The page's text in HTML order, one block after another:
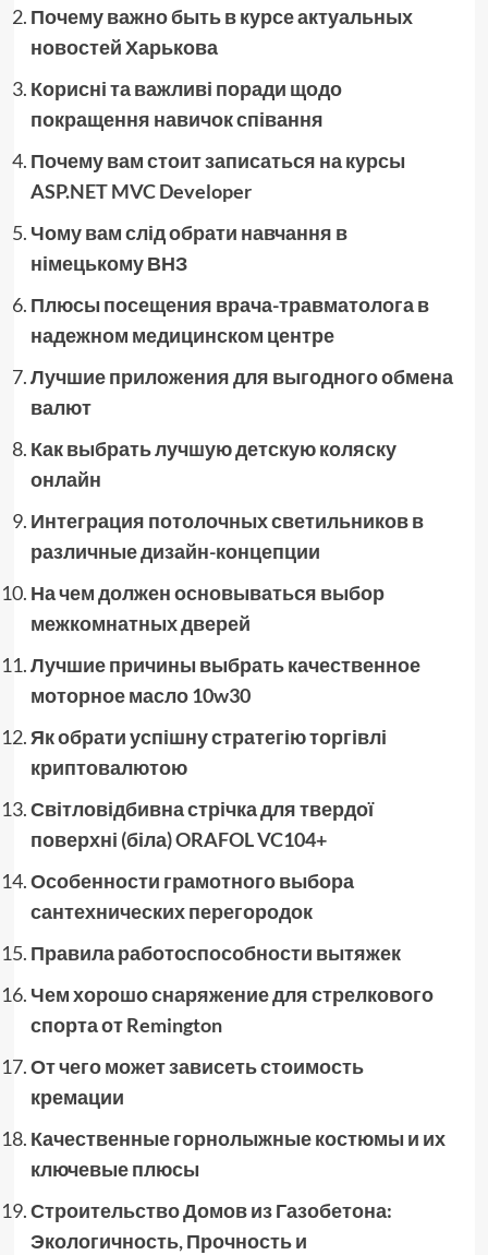
Почему важно быть в курсе актуальных
новостей Харькова
Корисні та важливі поради щодо
покращення навичок співання
Почему вам стоит записаться на курсы
ASP.NET MVC Developer
Чому вам слід обрати навчання в
німецькому ВНЗ
Плюсы посещения врача-травматолога в
надежном медицинском центре
Лучшие приложения для выгодного обмена
валют
Как выбрать лучшую детскую коляску
онлайн
Интеграция потолочных светильников в
различные дизайн-концепции
На чем должен основываться выбор
межкомнатных дверей
Лучшие причины выбрать качественное
моторное масло 10w30
Як обрати успішну стратегію торгівлі
криптовалютою
Світловідбивна стрічка для твердої
поверхні (біла) ORAFOL VC104+
Особенности грамотного выбора
сантехнических перегородок
Правила работоспособности вытяжек
Чем хорошо снаряжение для стрелкового
спорта от Remington
От чего может зависеть стоимость
кремации
Качественные горнолыжные костюмы и их
ключевые плюсы
Строительство Домов из Газобетона:
Экологичность, Прочность и